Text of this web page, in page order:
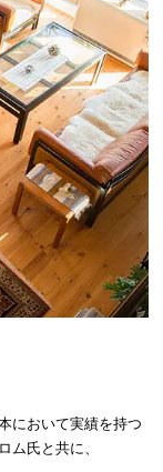
において実績を持つ
ム氏と共に、